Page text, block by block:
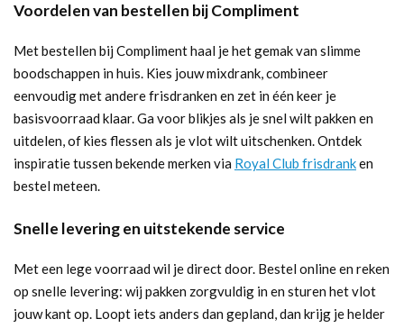
Voordelen van bestellen bij Compliment
Met bestellen bij Compliment haal je het gemak van slimme
boodschappen in huis. Kies jouw mixdrank, combineer
eenvoudig met andere frisdranken en zet in één keer je
basisvoorraad klaar. Ga voor blikjes als je snel wilt pakken en
uitdelen, of kies flessen als je vlot wilt uitschenken. Ontdek
inspiratie tussen bekende merken via Royal Club frisdranken
bestel meteen.
Snelle levering en uitstekende service
Met een lege voorraad wil je direct door. Bestel online en reken
op snelle levering: wij pakken zorgvuldig in en sturen het vlot
jouw kant op. Loopt iets anders dan gepland, dan krijg je helder